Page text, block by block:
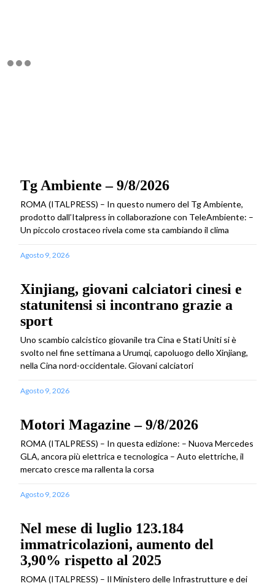
Tg Ambiente – 9/8/2026
ROMA (ITALPRESS) – In questo numero del Tg Ambiente,
prodotto dall’Italpress in collaborazione con TeleAmbiente: –
Un piccolo crostaceo rivela come sta cambiando il clima
Agosto 9, 2026
Xinjiang, giovani calciatori cinesi e
statunitensi si incontrano grazie a
sport
Uno scambio calcistico giovanile tra Cina e Stati Uniti si è
svolto nel fine settimana a Urumqi, capoluogo dello Xinjiang,
nella Cina nord-occidentale. Giovani calciatori
Agosto 9, 2026
Motori Magazine – 9/8/2026
ROMA (ITALPRESS) – In questa edizione: – Nuova Mercedes
GLA, ancora più elettrica e tecnologica – Auto elettriche, il
mercato cresce ma rallenta la corsa
Agosto 9, 2026
Nel mese di luglio 123.184
immatricolazioni, aumento del
3,90% rispetto al 2025
ROMA (ITALPRESS) – Il Ministero delle Infrastrutture e dei